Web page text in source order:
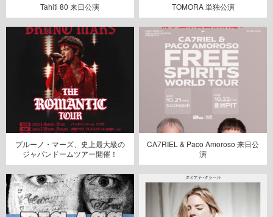
Tahiti 80 来日公演 TOMORA 単独公演
ブルーノ・マーズ、史上最大級の
ジャパンドームツアー開催！
CA7RIEL & Paco Amoroso 来日公
演